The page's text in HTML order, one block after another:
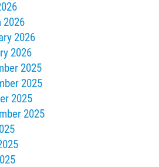
2026
2026
2026
2025
2025
2025
2025